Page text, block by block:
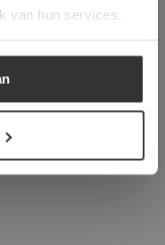
van hun services.